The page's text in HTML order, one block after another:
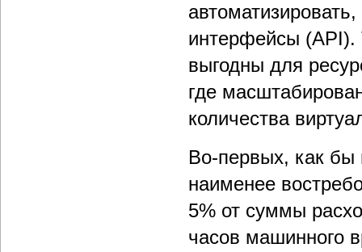
интерфейсы (API).
выгодны для
где
количества
Во-первых, как
наименее
5% от суммы
часов машинного